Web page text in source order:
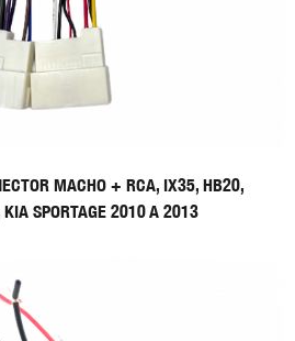
MACHO + RCA, IX35, HB20,
SPORTAGE 2010 A 2013